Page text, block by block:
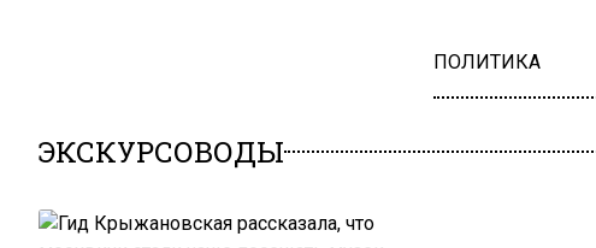
ПОЛИТИКА
ЭКСКУРСОВОДЫ